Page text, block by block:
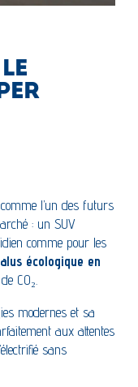
comme l’un des futurs
: un SUV
comme pour les
écologique en
CO₂.
modernes et sa
aux attentes
sans